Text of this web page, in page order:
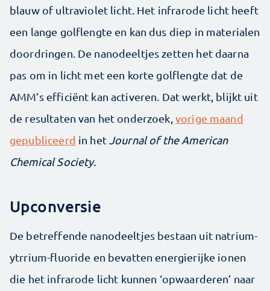
blauw of ultraviolet licht. Het infrarode licht heeft
een lange golflengte en kan dus diep in materialen
doordringen. De nanodeeltjes zetten het daarna
pas om in licht met een korte golflengte dat de
AMM’s efficiënt kan activeren. Dat werkt, blijkt uit
de resultaten van het onderzoek, vorige maand
gepubliceerd in het Journal of the American
Chemical Society.
Upconversie
De betreffende nanodeeltjes bestaan uit natrium-
ytrrium-fluoride en bevatten energierijke ionen
die het infrarode licht kunnen ‘opwaarderen’ naar